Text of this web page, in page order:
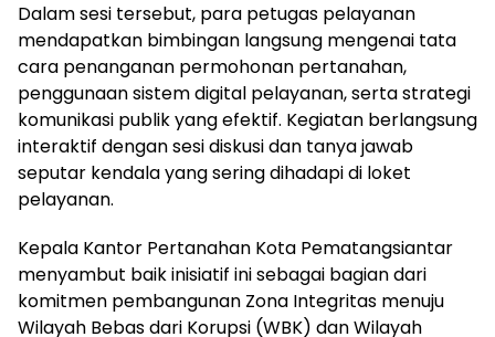
Dalam sesi tersebut, para petugas pelayanan
mendapatkan bimbingan langsung mengenai tata
cara penanganan permohonan pertanahan,
penggunaan sistem digital pelayanan, serta strategi
komunikasi publik yang efektif. Kegiatan berlangsung
interaktif dengan sesi diskusi dan tanya jawab
seputar kendala yang sering dihadapi di loket
pelayanan.
Kepala Kantor Pertanahan Kota Pematangsiantar
menyambut baik inisiatif ini sebagai bagian dari
komitmen pembangunan Zona Integritas menuju
Wilayah Bebas dari Korupsi (WBK) dan Wilayah